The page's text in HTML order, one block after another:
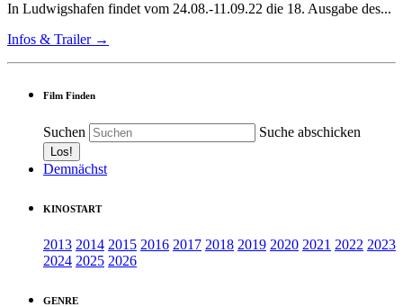
In Ludwigshafen findet vom 24.08.-11.09.22 die 18. Ausgabe des...
Infos & Trailer →
Film Finden
Suchen Suche abschicken
Demnächst
KINOSTART
2013 2014 2015 2016 2017 2018 2019 2020 2021 2022 2023
2024 2025 2026
GENRE